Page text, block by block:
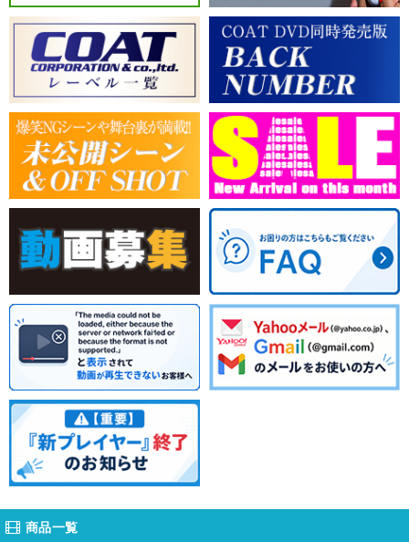
商品一覧